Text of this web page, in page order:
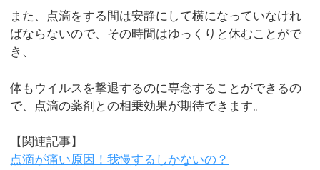
また、点滴をする間は安静にして横になっていなけれ
ばならないので、その時間はゆっくりと休むことがで
き、
体もウイルスを撃退するのに専念することができるの
で、点滴の薬剤との相乗効果が期待できます。
【関連記事】
点滴が痛い原因！我慢するしかないの？